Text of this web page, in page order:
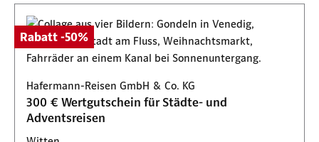
Rabatt -50%
Hafermann-Reisen GmbH & Co. KG
300 € Wertgutschein für Städte- und
Adventsreisen